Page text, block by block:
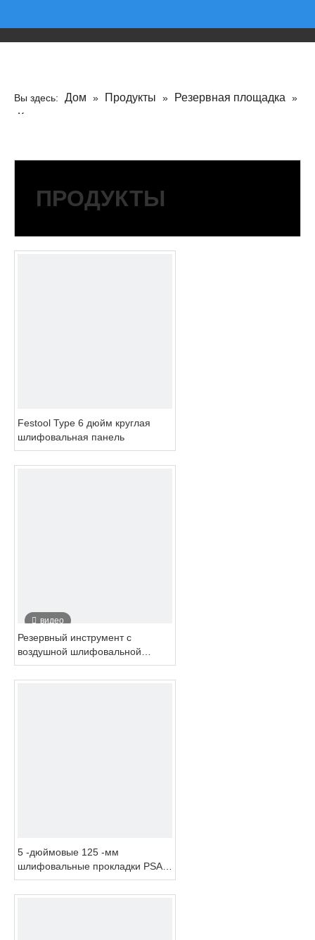
Вы здесь: Дом » Продукты » Резервная площадка »
Круглая площадка
ПРОДУКТЫ
Festool Type 6 дюйм круглая
шлифовальная панель
видео
Резервный инструмент с
воздушной шлифовальной
шлифовальной машина
5 -дюймовые 125 -мм
шлифовальные прокладки PSA и
подкладка для воздушного
шлифовального аппарата с